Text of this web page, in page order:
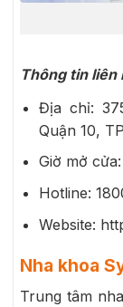
Thông tin liên
Địa chỉ:
Quận 10,
Giờ mở
Hotline:
Website:
Nha khoa
Trung tâm